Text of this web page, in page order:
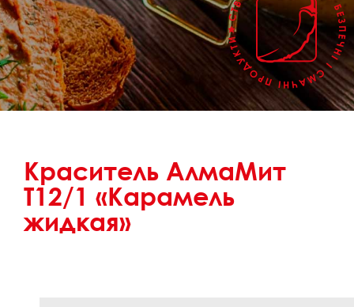
Краситель АлмаМит
Т12/1 «Карамель
жидкая»